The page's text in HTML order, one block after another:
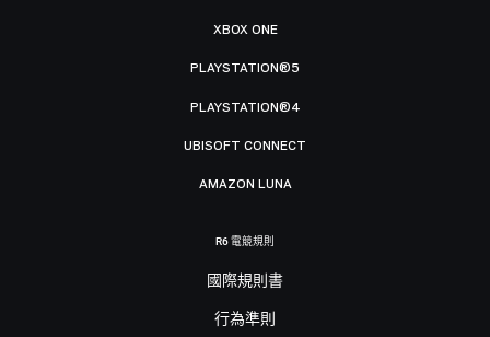
XBOX ONE
PLAYSTATION®5
PLAYSTATION®4
UBISOFT CONNECT
AMAZON LUNA
R6 電競規則
國際規則書
行為準則